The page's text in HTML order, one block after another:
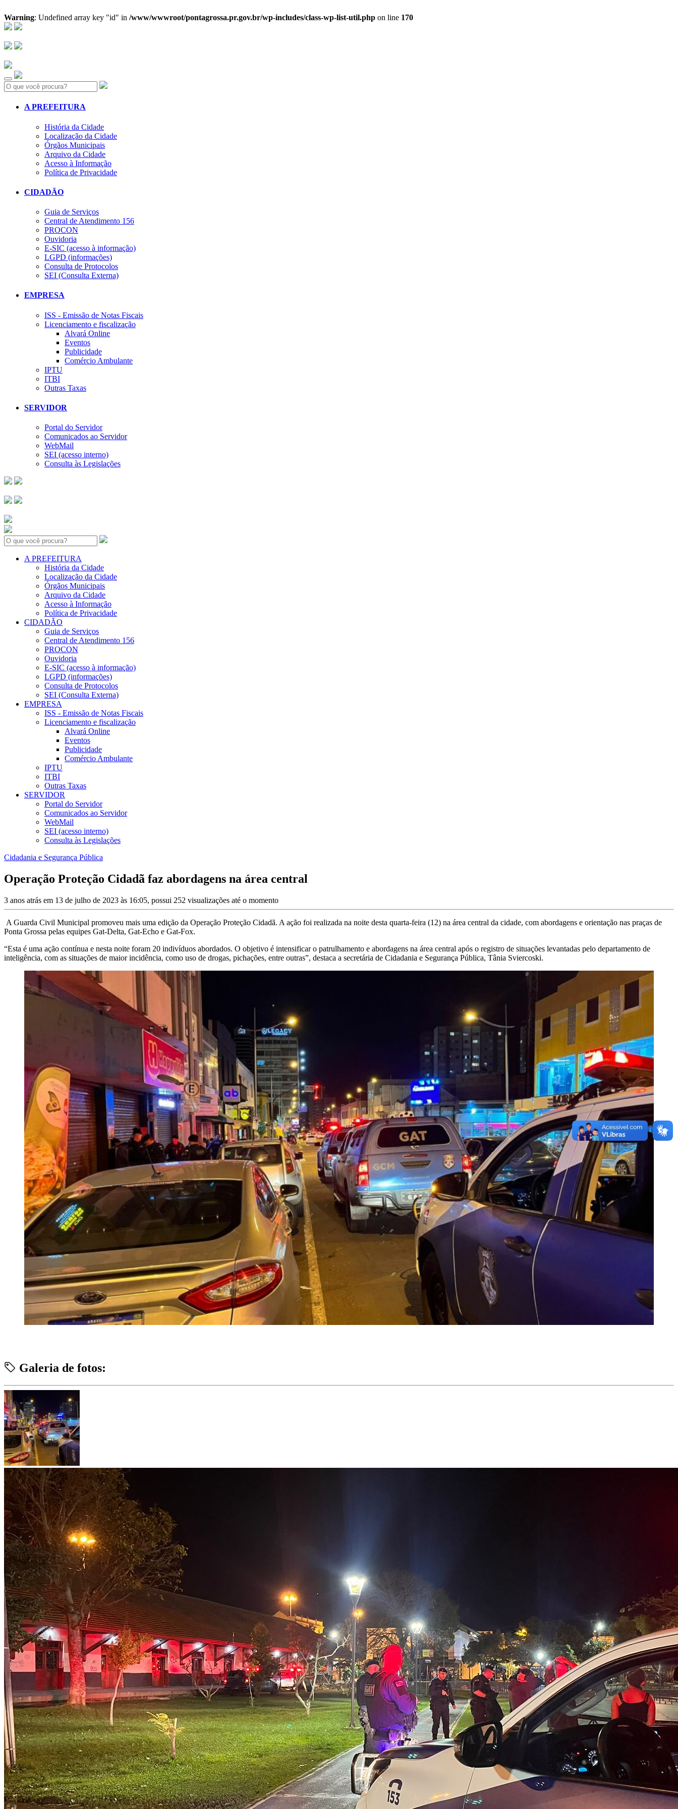
Warning: Undefined array key "id" in /www/wwwroot/pontagrossa.pr.gov.br/wp-includes/class-wp-list-util.php on line 170
Search:
A PREFEITURA
História da Cidade
Localização da Cidade
Órgãos Municipais
Arquivo da Cidade
Acesso à Informação
Política de Privacidade
CIDADÃO
Guia de Serviços
Central de Atendimento 156
PROCON
Ouvidoria
E-SIC (acesso à informação)
LGPD (informações)
Consulta de Protocolos
SEI (Consulta Externa)
EMPRESA
ISS - Emissão de Notas Fiscais
Licenciamento e fiscalização
Alvará Online
Eventos
Publicidade
Comércio Ambulante
IPTU
ITBI
Outras Taxas
SERVIDOR
Portal do Servidor
Comunicados ao Servidor
WebMail
SEI (acesso interno)
Consulta às Legislações
Search:
A PREFEITURA
História da Cidade
Localização da Cidade
Órgãos Municipais
Arquivo da Cidade
Acesso à Informação
Política de Privacidade
CIDADÃO
Guia de Serviços
Central de Atendimento 156
PROCON
Ouvidoria
E-SIC (acesso à informação)
LGPD (informações)
Consulta de Protocolos
SEI (Consulta Externa)
EMPRESA
ISS - Emissão de Notas Fiscais
Licenciamento e fiscalização
Alvará Online
Eventos
Publicidade
Comércio Ambulante
IPTU
ITBI
Outras Taxas
SERVIDOR
Portal do Servidor
Comunicados ao Servidor
WebMail
SEI (acesso interno)
Consulta às Legislações
Cidadania e Segurança Pública
Operação Proteção Cidadã faz abordagens na área central
3 anos atrás em 13 de julho de 2023 às 16:05, possui 252 visualizações até o momento
A Guarda Civil Municipal promoveu mais uma edição da Operação Proteção Cidadã. A ação foi realizada na noite desta quarta-feira (12) na área central da cidade, com abordagens e orientação nas praças de
Ponta Grossa pelas equipes Gat-Delta, Gat-Echo e Gat-Fox.
“Esta é uma ação contínua e nesta noite foram 20 indivíduos abordados. O objetivo é intensificar o patrulhamento e abordagens na área central após o registro de situações levantadas pelo departamento de
inteligência, com as situações de maior incidência, como uso de drogas, pichações, entre outras”, destaca a secretária de Cidadania e Segurança Pública, Tânia Sviercoski.
Galeria de fotos: